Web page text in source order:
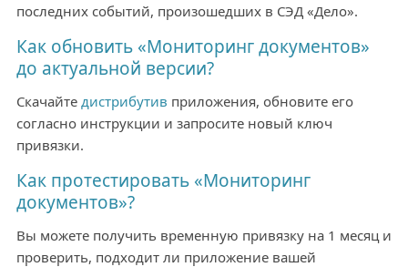
последних событий, произошедших в СЭД «Дело».
Как обновить «Мониторинг документов»
до актуальной версии?
Скачайте дистрибутив приложения, обновите его
согласно инструкции и запросите новый ключ
привязки.
Как протестировать «Мониторинг
документов»?
Вы можете получить временную привязку на 1 месяц и
проверить, подходит ли приложение вашей